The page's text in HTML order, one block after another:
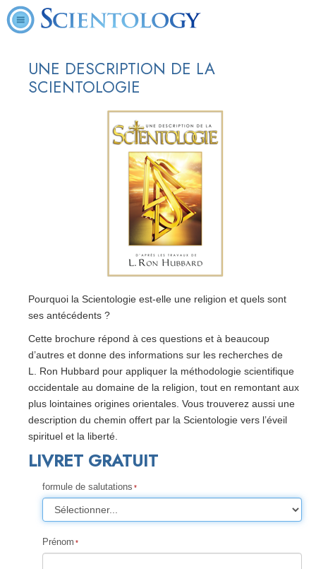
UNE DESCRIPTION DE LA
SCIENTOLOGIE
Pourquoi la Scientologie est-elle une religion et quels sont
ses antécédents ?
Cette brochure répond à ces questions et à beaucoup
d’autres et donne des informations sur les recherches de
L. Ron Hubbard pour appliquer la méthodologie scientifique
occidentale au domaine de la religion, tout en remontant aux
plus lointaines origines orientales. Vous trouverez aussi une
description du chemin offert par la Scientologie vers l’éveil
spirituel et la liberté.
LIVRET GRATUIT
formule de salutations
Prénom